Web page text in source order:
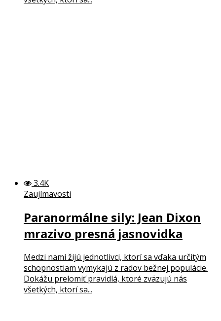
3.4K
Zaujímavosti
Paranormálne sily: Jean Dixon
mrazivo presná jasnovidka
Medzi nami žijú jednotlivci, ktorí sa vďaka určitým
schopnostiam vymykajú z radov bežnej populácie.
Dokážu prelomiť pravidlá, ktoré zväzujú nás
všetkých, ktorí sa...